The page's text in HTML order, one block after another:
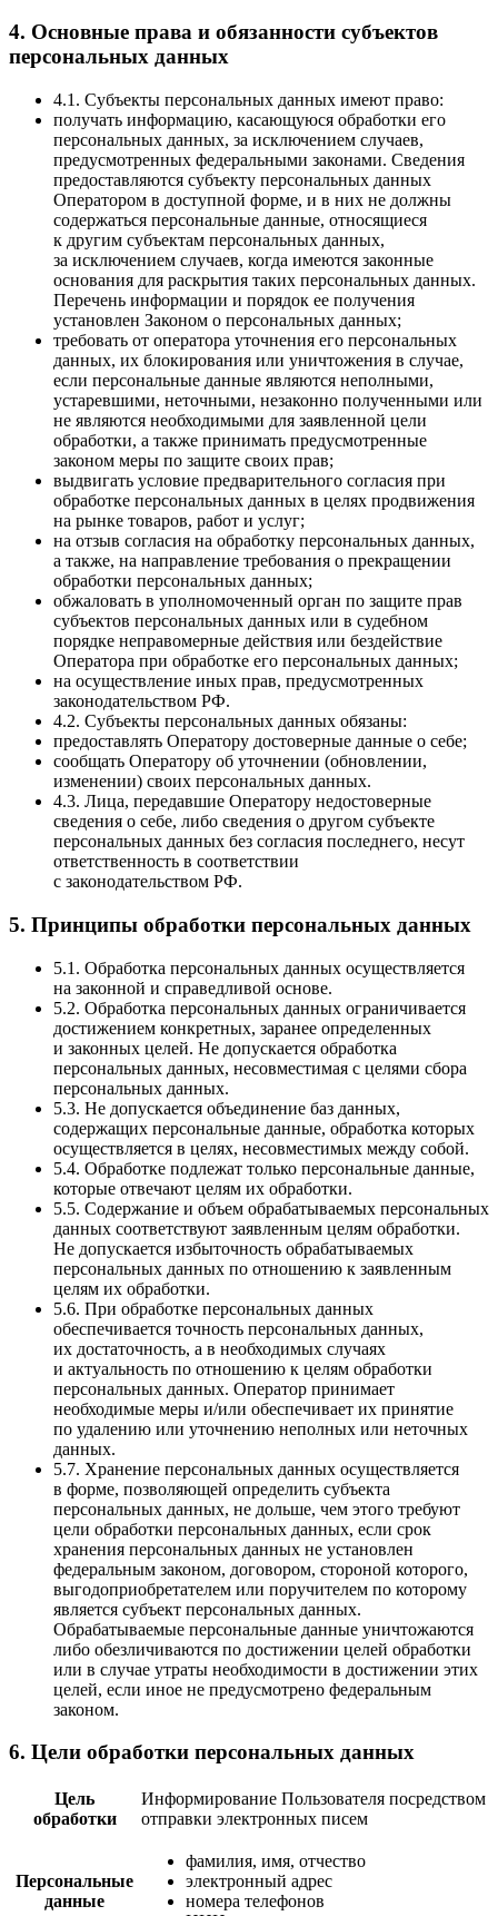
4. Основные права и обязанности субъектов
персональных данных
4.1. Субъекты персональных данных имеют право:
получать информацию, касающуюся обработки его
персональных данных, за исключением случаев,
предусмотренных федеральными законами. Сведения
предоставляются субъекту персональных данных
Оператором в доступной форме, и в них не должны
содержаться персональные данные, относящиеся
к другим субъектам персональных данных,
за исключением случаев, когда имеются законные
основания для раскрытия таких персональных данных.
Перечень информации и порядок ее получения
установлен Законом о персональных данных;
требовать от оператора уточнения его персональных
данных, их блокирования или уничтожения в случае,
если персональные данные являются неполными,
устаревшими, неточными, незаконно полученными или
не являются необходимыми для заявленной цели
обработки, а также принимать предусмотренные
законом меры по защите своих прав;
выдвигать условие предварительного согласия при
обработке персональных данных в целях продвижения
на рынке товаров, работ и услуг;
на отзыв согласия на обработку персональных данных,
а также, на направление требования о прекращении
обработки персональных данных;
обжаловать в уполномоченный орган по защите прав
субъектов персональных данных или в судебном
порядке неправомерные действия или бездействие
Оператора при обработке его персональных данных;
на осуществление иных прав, предусмотренных
законодательством РФ.
4.2. Субъекты персональных данных обязаны:
предоставлять Оператору достоверные данные о себе;
сообщать Оператору об уточнении (обновлении,
изменении) своих персональных данных.
4.3. Лица, передавшие Оператору недостоверные
сведения о себе, либо сведения о другом субъекте
персональных данных без согласия последнего, несут
ответственность в соответствии
с законодательством РФ.
5. Принципы обработки персональных данных
5.1. Обработка персональных данных осуществляется
на законной и справедливой основе.
5.2. Обработка персональных данных ограничивается
достижением конкретных, заранее определенных
и законных целей. Не допускается обработка
персональных данных, несовместимая с целями сбора
персональных данных.
5.3. Не допускается объединение баз данных,
содержащих персональные данные, обработка которых
осуществляется в целях, несовместимых между собой.
5.4. Обработке подлежат только персональные данные,
которые отвечают целям их обработки.
5.5. Содержание и объем обрабатываемых персональных
данных соответствуют заявленным целям обработки.
Не допускается избыточность обрабатываемых
персональных данных по отношению к заявленным
целям их обработки.
5.6. При обработке персональных данных
обеспечивается точность персональных данных,
их достаточность, а в необходимых случаях
и актуальность по отношению к целям обработки
персональных данных. Оператор принимает
необходимые меры и/или обеспечивает их принятие
по удалению или уточнению неполных или неточных
данных.
5.7. Хранение персональных данных осуществляется
в форме, позволяющей определить субъекта
персональных данных, не дольше, чем этого требуют
цели обработки персональных данных, если срок
хранения персональных данных не установлен
федеральным законом, договором, стороной которого,
выгодоприобретателем или поручителем по которому
является субъект персональных данных.
Обрабатываемые персональные данные уничтожаются
либо обезличиваются по достижении целей обработки
или в случае утраты необходимости в достижении этих
целей, если иное не предусмотрено федеральным
законом.
6. Цели обработки персональных данных
Цель
обработки
Информирование Пользователя посредством
отправки электронных писем
Персональные
данные
фамилия, имя, отчество
электронный адрес
номера телефонов